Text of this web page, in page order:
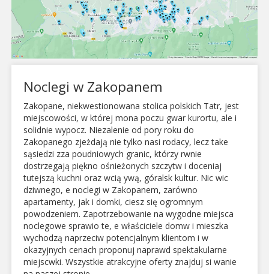
Noclegi w Zakopanem
Zakopane, niekwestionowana stolica polskich Tatr, jest
miejscowości, w której mona poczu gwar kurortu, ale i
solidnie wypocz. Niezalenie od pory roku do
Zakopanego zjeżdają nie tylko nasi rodacy, lecz take
sąsiedzi zza poudniowych granic, którzy rwnie
dostrzegają piękno ośnieżonych szczytw i doceniaj
tutejszą kuchni oraz wcią ywą, góralsk kultur. Nic wic
dziwnego, e noclegi w Zakopanem, zarówno
apartamenty, jak i domki, ciesz się ogromnym
powodzeniem. Zapotrzebowanie na wygodne miejsca
noclegowe sprawio te, e właściciele domw i mieszka
wychodzą naprzeciw potencjalnym klientom i w
okazyjnych cenach proponuj naprawd spektakularne
miejscwki. Wszystkie atrakcyjne oferty znajduj si wanie